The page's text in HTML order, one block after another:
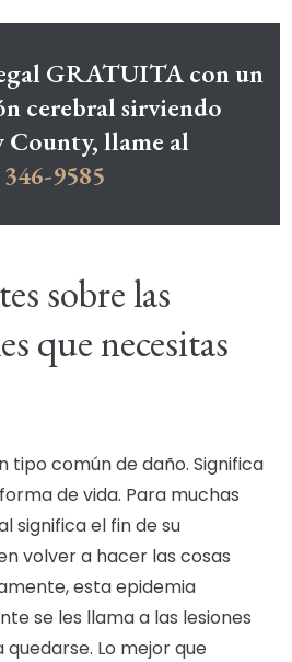
GRATUITA con un
cerebral sirviendo
llame al
9585
sobre las
que necesitas
tipo común de daño. Significa
de vida. Para muchas
significa el fin de su
volver a hacer las cosas
esta epidemia
se les llama a las lesiones
Lo mejor que